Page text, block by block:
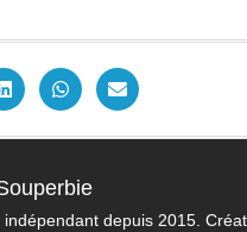
indépendant depuis 2015.